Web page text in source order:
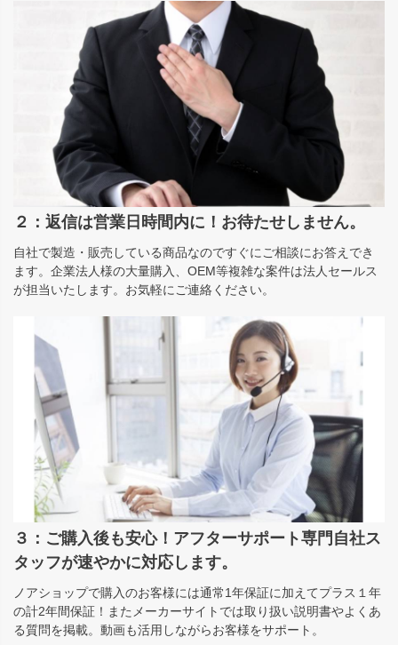
２：返信は営業日時間内に！お待たせしません。
自社で製造・販売している商品なのですぐにご相談にお答えでき
ます。企業法人様の大量購入、OEM等複雑な案件は法人セールス
が担当いたします。お気軽にご連絡ください。
３：ご購入後も安心！アフターサポート専門自社ス
タッフが速やかに対応します。
ノアショップで購入のお客様には通常1年保証に加えてプラス１年
の計2年間保証！またメーカーサイトでは取り扱い説明書やよくあ
る質問を掲載。動画も活用しながらお客様をサポート。